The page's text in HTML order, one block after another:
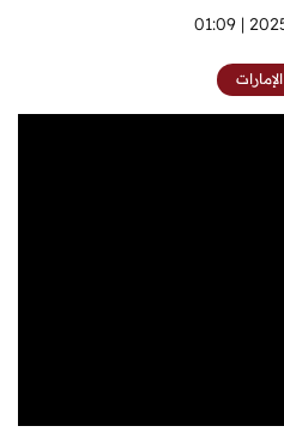
35 o
2025-